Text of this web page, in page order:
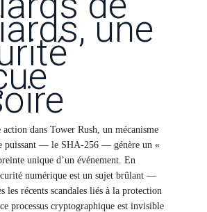
une
dans Tower Rush, un mécanisme
puissant — le SHA-256 — génère un «
unique d’un événement. En
numérique est un sujet brûlant —
les récents scandales liés à la protection
processus cryptographique est invisible